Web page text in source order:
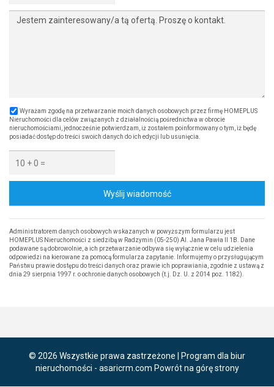
Wyrażam zgodę na przetwarzanie moich danych osobowych przez firmę HOMEPLUS
Nieruchomości dla celów związanych z działalnością pośrednictwa w obrocie
nieruchomościami, jednocześnie potwierdzam, iż zostałem poinformowany o tym, iż będę
posiadać dostęp do treści swoich danych do ich edycji lub usunięcia.
Wyślij wiadomość
Administratorem danych osobowych wskazanych w powyższym formularzu jest
HOMEPLUS Nieruchomości z siedzibą w Radzymin (05-250) Al. Jana Pawła II 1B. Dane
podawane są dobrowolnie, a ich przetwarzanie odbywa się wyłącznie w celu udzielenia
odpowiedzi na kierowane za pomocą formularza zapytanie. Informujemy o przysługującym
Państwu prawie dostępu do treści danych oraz prawie ich poprawiania, zgodnie z ustawą z
dnia 29 sierpnia 1997 r. o ochronie danych osobowych (t.j. Dz. U. z 2014 poz. 1182).
© 2026 Wszystkie prawa zastrzeżone | Program dla biur
nieruchomości - asaricrm.com Powrót na górę strony